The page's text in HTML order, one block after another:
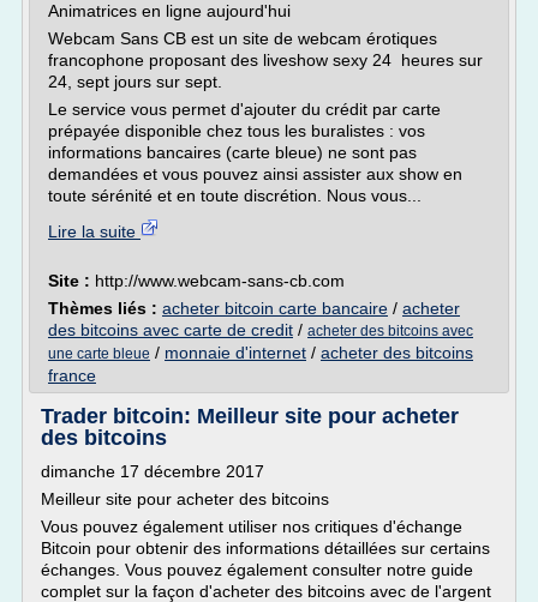
Animatrices en ligne aujourd'hui
Webcam Sans CB est un site de webcam érotiques
francophone proposant des liveshow sexy 24 heures sur
24, sept jours sur sept.
Le service vous permet d'ajouter du crédit par carte
prépayée disponible chez tous les buralistes : vos
informations bancaires (carte bleue) ne sont pas
demandées et vous pouvez ainsi assister aux show en
toute sérénité et en toute discrétion. Nous vous...
Lire la suite
Site : http://www.webcam-sans-cb.com
Thèmes liés : acheter bitcoin carte bancaire / acheter
des bitcoins avec carte de credit / acheter des bitcoins avec
une carte bleue / monnaie d'internet / acheter des bitcoins
france
Trader bitcoin: Meilleur site pour acheter
des bitcoins
dimanche 17 décembre 2017
Meilleur site pour acheter des bitcoins
Vous pouvez également utiliser nos critiques d'échange
Bitcoin pour obtenir des informations détaillées sur certains
échanges. Vous pouvez également consulter notre guide
complet sur la façon d'acheter des bitcoins avec de l'argent